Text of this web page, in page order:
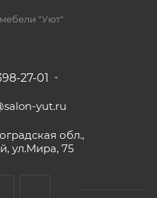
"Уют"
27-01
yut.ru
обл.,
ул.Мира, 75